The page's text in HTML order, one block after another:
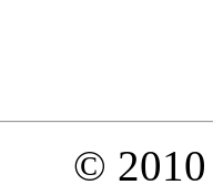
© 2010